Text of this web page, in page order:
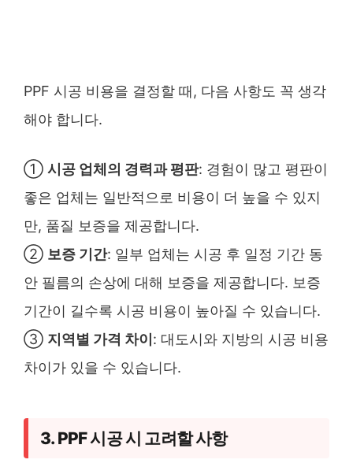
PPF 시공 비용을 결정할 때, 다음 사항도 꼭 생각
해야 합니다.
① 시공 업체의 경력과 평판: 경험이 많고 평판이
좋은 업체는 일반적으로 비용이 더 높을 수 있지
만, 품질 보증을 제공합니다.
② 보증 기간: 일부 업체는 시공 후 일정 기간 동
안 필름의 손상에 대해 보증을 제공합니다. 보증
기간이 길수록 시공 비용이 높아질 수 있습니다.
③ 지역별 가격 차이 : 대도시와 지방의 시공 비용
차이가 있을 수 있습니다.
3. PPF 시공 시 고려할 사항